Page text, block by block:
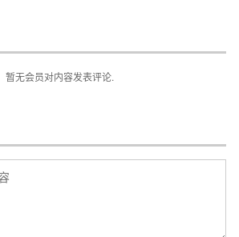
暂无会员对内容发表评论.